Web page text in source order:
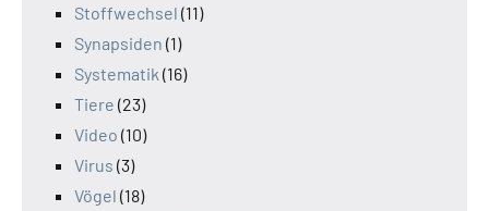
Stoffwechsel (11)
Synapsiden (1)
Systematik (16)
Tiere (23)
Video (10)
Virus (3)
Vögel (18)